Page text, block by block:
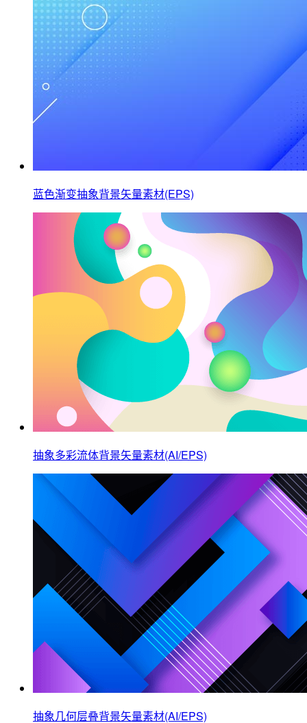
蓝色渐变抽象背景矢量素材(EPS)
抽象多彩流体背景矢量素材(AI/EPS)
抽象几何层叠背景矢量素材(AI/EPS)